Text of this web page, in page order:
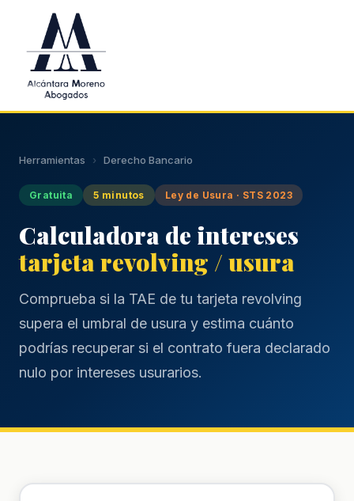
Herramientas › Derecho Bancario
Gratuita 5 minutos Ley de Usura · STS 2023
Calculadora de intereses
tarjeta revolving / usura
Comprueba si la TAE de tu tarjeta revolving
supera el umbral de usura y estima cuánto
podrías recuperar si el contrato fuera declarado
nulo por intereses usurarios.